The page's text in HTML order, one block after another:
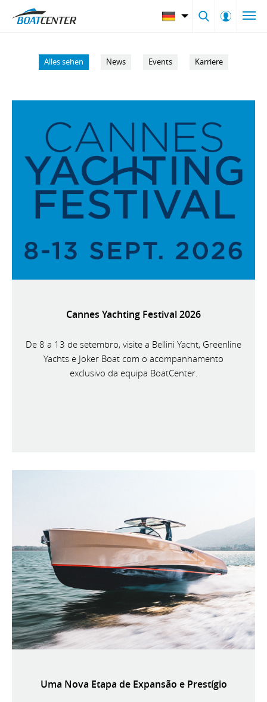
Alles sehen News Events Karriere
Cannes Yachting Festival 2026
De 8 a 13 de setembro, visite a Bellini Yacht, Greenline
Yachts e Joker Boat com o acompanhamento
exclusivo da equipa BoatCenter.
Uma Nova Etapa de Expansão e Prestígio